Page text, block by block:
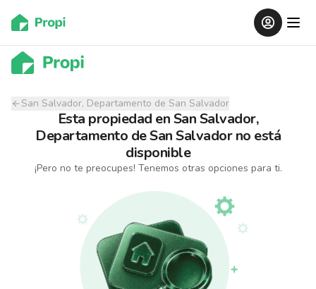
San Salvador, Departamento de San Salvador
Esta propiedad enSan Salvador,
Departamento de San Salvador no está
disponible
¡Pero no te preocupes! Tenemos otras opciones para ti.